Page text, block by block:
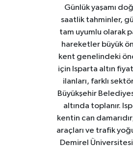
Günlük yaşamı
saatlik tahminler,
tam uyumlu olarak
hareketler büyük
kent genelindeki
için Isparta altın
ilanları, farklı
Büyükşehir
altında toplanır.
kentin can
araçları ve trafik
Demirel